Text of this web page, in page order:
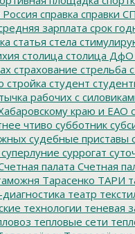
справка справки
зарплата срок
статья стела
столица столица ДфО
страхование стрельба
стройка студент
рабочих с
краю и ЕАО
чтиво субботник
судебные приставы
суперлуние суррогат
палата Счетная
Тарасенко ТАРИ
театр
технологии теневая
тепловые сети